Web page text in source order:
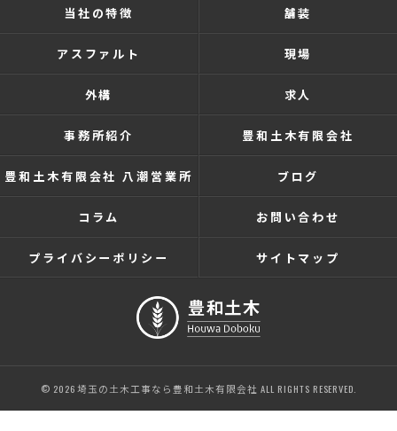
当社の特徴 舗装
アスファルト 現場
外構 求人
事務所紹介 豊和土木有限会社
豊和土木有限会社 八潮営業所 ブログ
コラム お問い合わせ
プライバシーポリシー サイトマップ
© 2026 埼玉の土木工事なら豊和土木有限会社 ALL RIGHTS RESERVED.